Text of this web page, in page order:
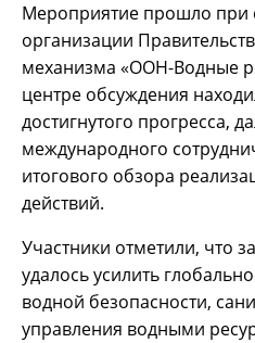
Мероприятие прошло при
организации
механизма «ООН-Водные
центре обсуждения
достигнутого прогресса,
международного
итогового обзора
действий.
Участники отметили, что
удалось усилить
водной безопасности,
управления водными